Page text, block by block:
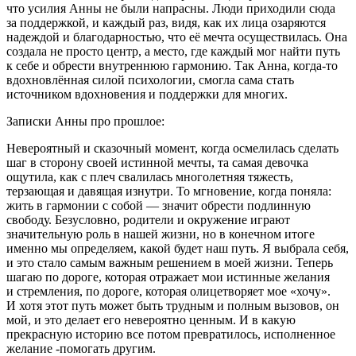
что усилия Анны не были напрасны. Люди приходили сюда
за поддержкой, и каждый раз, видя, как их лица озаряются
надеждой и благодарностью, что её мечта осуществилась. Она
создала не просто центр, а место, где каждый мог найти путь
к себе и обрести внутреннюю гармонию. Так Анна, когда-то
вдохновлённая силой психологии, смогла сама стать
источником вдохновения и поддержки для многих.
Записки Анны про прошлое:
Невероятный и сказочный момент, когда осмелилась сделать
шаг в сторону своей истинной мечты, та самая девочка
ощутила, как с плеч свалилась многолетняя тяжесть,
терзающая и давящая изнутри. То мгновение, когда поняла:
жить в гармонии с собой — значит обрести подлинную
свободу. Безусловно, родители и окружение играют
значительную роль в нашей жизни, но в конечном итоге
именно мы определяем, какой будет наш путь. Я выбрала себя,
и это стало самым важным решением в моей жизни. Теперь
шагаю по дороге, которая отражает мои истинные желания
и стремления, по дороге, которая олицетворяет мое «хочу».
И хотя этот путь может быть трудным и полным вызовов, он
мой, и это делает его невероятно ценным. И в какую
прекрасную историю все потом превратилось, исполненное
желание -помогать другим.